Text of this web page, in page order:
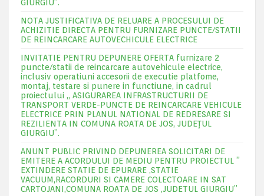
GIURGIU”.
NOTA JUSTIFICATIVA DE RELUARE A PROCESULUI DE
ACHIZITIE DIRECTA PENTRU FURNIZARE PUNCTE/STATII
DE REINCARCARE AUTOVECHICULE ELECTRICE
INVITATIE PENTRU DEPUNERE OFERTA furnizare 2
puncte/statii de reincarcare autovehicule electrice,
inclusiv operatiuni accesorii de executie platfome,
montaj, testare si punere in functiune, in cadrul
proiectului „ ASIGURAREA INFRASTRUCTURII DE
TRANSPORT VERDE-PUNCTE DE REINCARCARE VEHICULE
ELECTRICE PRIN PLANUL NATIONAL DE REDRESARE SI
REZILIENTA IN COMUNA ROATA DE JOS, JUDEŢUL
GIURGIU”.
ANUNT PUBLIC PRIVIND DEPUNEREA SOLICITARI DE
EMITERE A ACORDULUI DE MEDIU PENTRU PROIECTUL ”
EXTINDERE STATIE DE EPURARE ,STATIE
VACUUM,RACORDURI SI CAMERE COLECTOARE IN SAT
CARTOJANI,COMUNA ROATA DE JOS ,JUDETUL GIURGIU”